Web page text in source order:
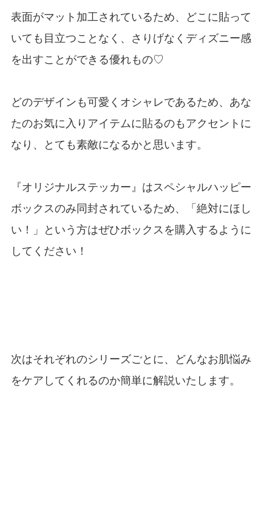
表面がマット加工されているため、どこに貼って
いても目立つことなく、さりげなくディズニー感
を出すことができる優れもの♡
どのデザインも可愛くオシャレであるため、あな
たのお気に入りアイテムに貼るのもアクセントに
なり、とても素敵になるかと思います。
『オリジナルステッカー』はスペシャルハッピー
ボックスのみ同封されているため、「絶対にほし
い！」という方はぜひボックスを購入するように
してください！
次はそれぞれのシリーズごとに、どんなお肌悩み
をケアしてくれるのか簡単に解説いたします。